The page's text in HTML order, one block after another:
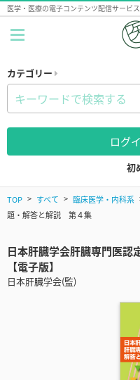
医学・医療の電子コンテンツ配信サービス
カテゴリー
ログ
初
TOP すべて 臨床医学・内科系
題・解答と解説 第４集
日本肝臓学会肝臓専門医
【電子版】
日本肝臓学会(監)